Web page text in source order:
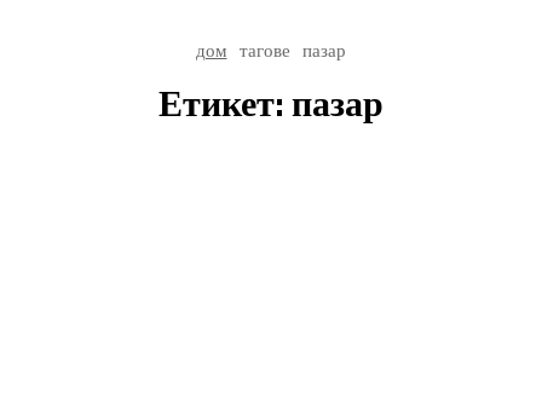
дом тагове пазар
Етикет: пазар